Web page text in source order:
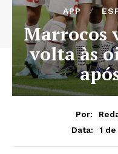
APP
Marrocos
volta às
Por:
Data:
1